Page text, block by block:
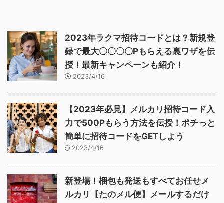
2023年ラクマ招待コードとは？新規登
録で最大〇〇〇〇Pもらえる裏ワザを伝
授！最新キャンペーンも紹介！
2023/4/16
【2023年必見】メルカリ招待コード入
力で500Pもらう方法を伝授！ポチっと
簡単に招待コードをGETしよう
2023/4/16
新登場！梱包も発送もすべてお任せメ
ルカリ【たのメル便】メールするだけ